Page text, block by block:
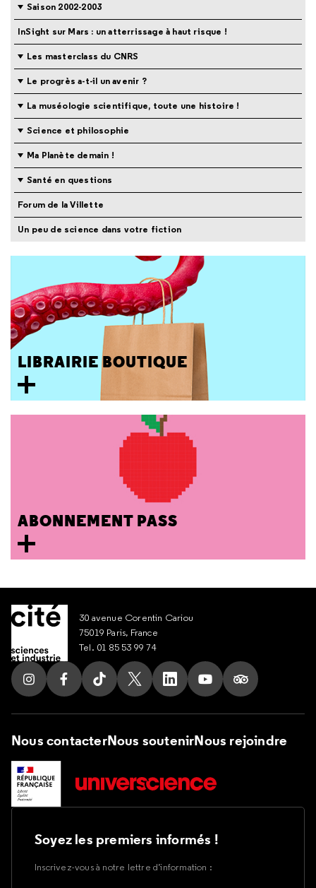
Saison 2002-2003
InSight sur Mars : un atterrissage à haut risque !
Les masterclass du CNRS
Le progrès a-t-il un avenir ?
La muséologie scientifique, toute une histoire !
Science et philosophie
Ma Planète demain !
Santé en questions
Forum de la Villette
Un peu de science dans votre fiction
LIBRAIRIE BOUTIQUE
ABONNEMENT PASS
30 avenue Corentin Cariou
75019 Paris, France
Tel. 01 85 53 99 74
Suivez nous sur Instagram
Suivez nous sur Facebook
Suivez nous sur Tik Tok
Suivez nous sur X
Suivez nous sur LinkedIn
Suivez nous sur
Suivez nous
Nous contacterNous soutenirNous rejoindre
Soyez les premiers informés !
Inscrivez-vous à notre lettre d’information :